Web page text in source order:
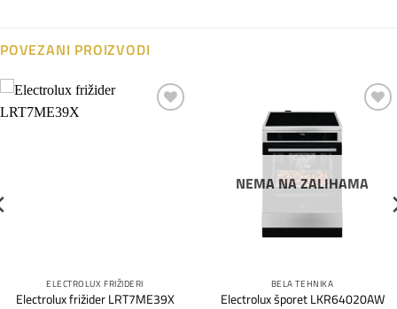
POVEZANI PROIZVODI
ELECTROLUX FRIŽIDERI
Electrolux frižider LRT7ME39X
NEMA NA ZALIHAMA
BELA TEHNIKA
Electrolux šporet LKR64020AW